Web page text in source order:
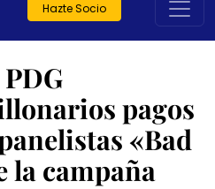
Hazte Socio
pagos
«Bad
la campaña